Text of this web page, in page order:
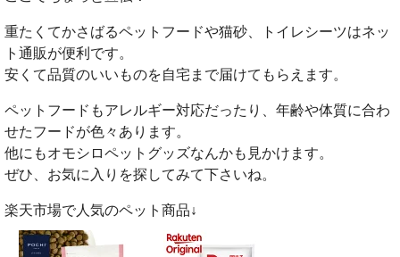
重たくてかさばるペットフードや猫砂、トイレシーツはネッ
ト通販が便利です。
安くて品質のいいものを自宅まで届けてもらえます。
ペットフードもアレルギー対応だったり、年齢や体質に合わ
せたフードが色々あります。
他にもオモシロペットグッズなんかも見かけます。
ぜひ、お気に入りを探してみて下さいね。
楽天市場で人気のペット商品↓